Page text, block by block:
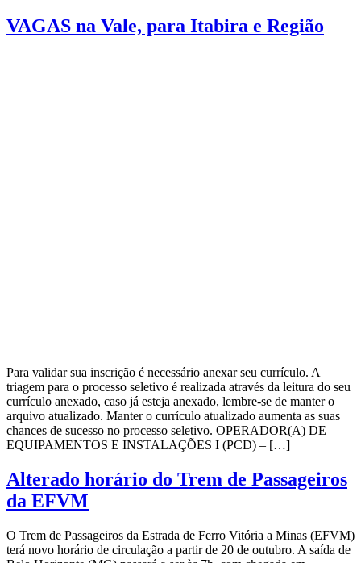
VAGAS na Vale, para Itabira e Região
Para validar sua inscrição é necessário anexar seu currículo. A
triagem para o processo seletivo é realizada através da leitura do seu
currículo anexado, caso já esteja anexado, lembre-se de manter o
arquivo atualizado. Manter o currículo atualizado aumenta as suas
chances de sucesso no processo seletivo. OPERADOR(A) DE
EQUIPAMENTOS E INSTALAÇÕES I (PCD) – […]
Alterado horário do Trem de Passageiros
da EFVM
O Trem de Passageiros da Estrada de Ferro Vitória a Minas (EFVM)
terá novo horário de circulação a partir de 20 de outubro. A saída de